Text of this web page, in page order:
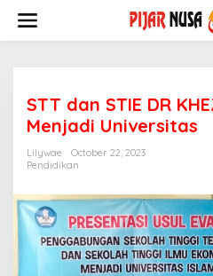
content
STT dan STIE DR
Menjadi Universitas
Lilywae
October 22, 2023
Pendidikan